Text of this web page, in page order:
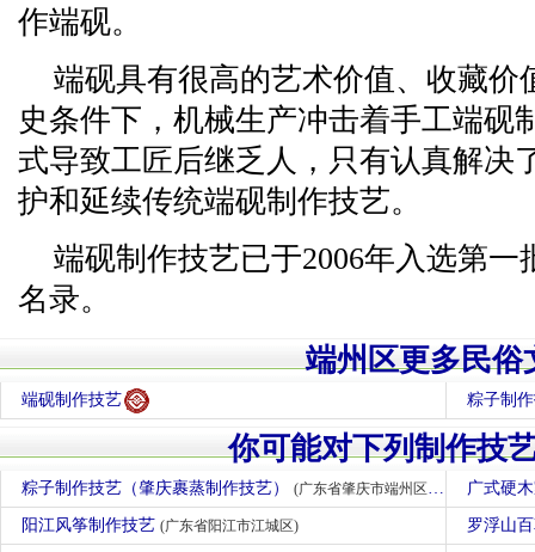
作端砚。
端砚具有很高的艺术价值、收藏价
史条件下，机械生产冲击着手工端砚
式导致工匠后继乏人，只有认真解决
护和延续传统端砚制作技艺。
端砚制作技艺已于2006年入选第
名录。
端州区更多民俗
端砚制作技艺 粽子制
你可能对下列制作技
粽子制作技艺（肇庆裹蒸制作技艺） (广东省肇庆市端州区) 广式硬
阳江风筝制作技艺 (广东省阳江市江城区) 罗浮山